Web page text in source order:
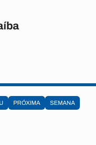
PRÓXIMA SEMANA